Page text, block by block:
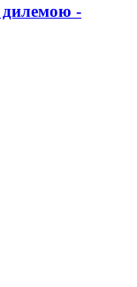
дилемою -